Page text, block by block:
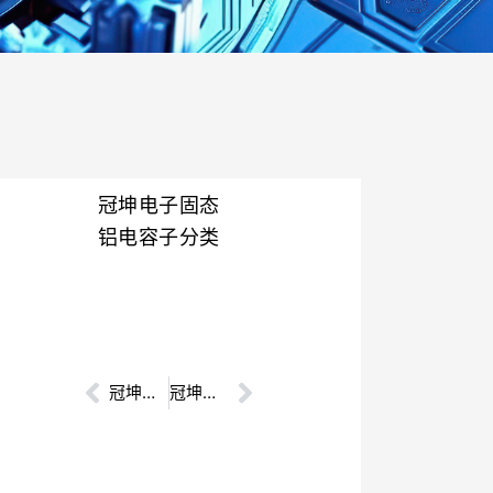
冠坤电子固态
铝电容子分类
Prev冠坤电子液态铝电容 冠坤电子固液混合铝电容 Next